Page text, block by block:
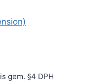
gem. §4 DPH